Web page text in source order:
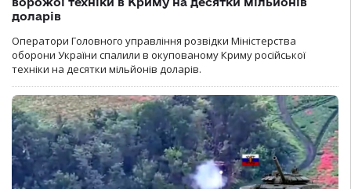
доларів
Оператори Головного управління розвідки Міністерства
оборони України спалили в окупованому Криму російської
техніки на десятки мільйонів доларів.